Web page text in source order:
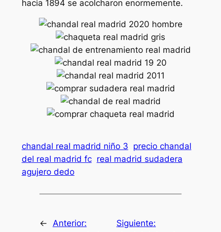
hacia 1894 se acolcharon enormemente.
chandal real madrid niño 3 precio chandal
del real madrid fc real madrid sudadera
agujero dedo
←
Anterior:
Siguiente: